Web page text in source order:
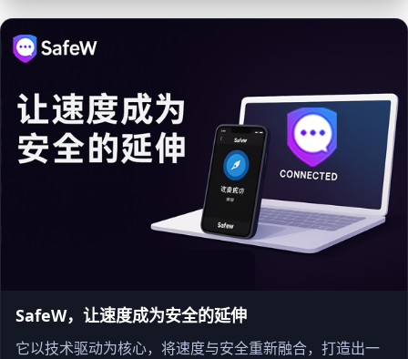
SafeW，让速度成为安全的延伸
它以技术驱动为核心，将速度与安全重新融合，打造出一